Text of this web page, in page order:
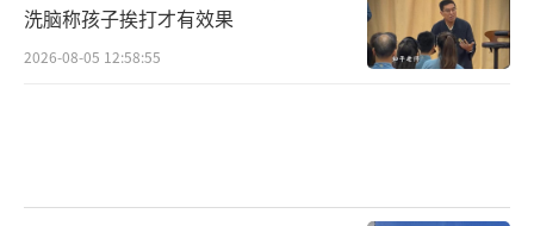
洗脑称孩子挨打才有效果
2026-08-05 12:58:55